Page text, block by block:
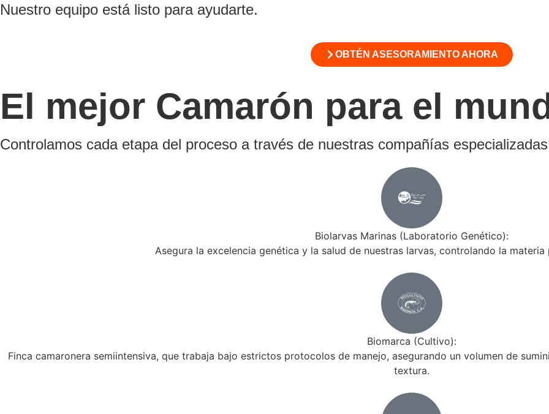
Nuestro equipo está listo para ayudarte.
OBTÉN ASESORAMIENTO AHORA
El mejor Camarón para el
Controlamos cada etapa del proceso a través de nuestras compañías
Biolarvas Marinas (Laboratorio Genético):
Asegura la excelencia genética y la salud de nuestras larvas, controlando la
Biomarca (Cultivo):
Finca camaronera semiintensiva, que trabaja bajo estrictos protocolos de manejo, asegurando un volumen de
textura.